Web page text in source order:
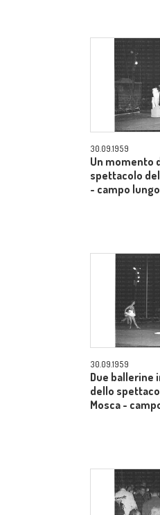
30.09.1959
Un momento
spettacolo
- campo lungo
30.09.1959
Due ballerine
dello
Mosca -